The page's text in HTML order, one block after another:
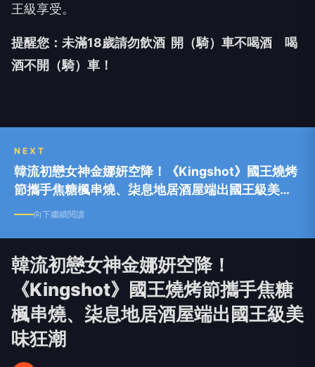
王級享受。
提醒您：未滿18歲請勿飲酒 開（騎）車不喝酒 喝
酒不開（騎）車！
NEXT
韓流初戀女神金娜妍空降！《Kingshot》國王燒烤
節攜手焦糖楓串燒、柒息地居酒屋端出國王級美味
狂潮向下繼續閱讀
韓流初戀女神金娜妍空降！
《Kingshot》國王燒烤節攜手焦糖
楓串燒、柒息地居酒屋端出國王級美
味狂潮